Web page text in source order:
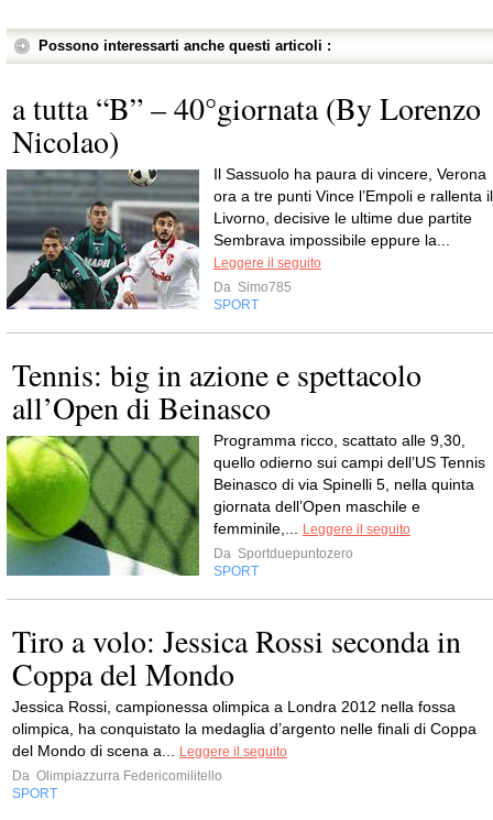
Possono interessarti anche questi articoli :
a tutta “B” – 40°giornata (By Lorenzo
Nicolao)
Il Sassuolo ha paura di vincere, Verona
ora a tre punti Vince l’Empoli e rallenta il
Livorno, decisive le ultime due partite
Sembrava impossibile eppure la...
Leggere il seguito
Da Simo785
SPORT
Tennis: big in azione e spettacolo
all’Open di Beinasco
Programma ricco, scattato alle 9,30,
quello odierno sui campi dell’US Tennis
Beinasco di via Spinelli 5, nella quinta
giornata dell’Open maschile e
femminile,...
Leggere il seguito
Da Sportduepuntozero
SPORT
Tiro a volo: Jessica Rossi seconda in
Coppa del Mondo
Jessica Rossi, campionessa olimpica a Londra 2012 nella fossa
olimpica, ha conquistato la medaglia d’argento nelle finali di Coppa
del Mondo di scena a...
Leggere il seguito
Da Olimpiazzurra Federicomilitello
SPORT